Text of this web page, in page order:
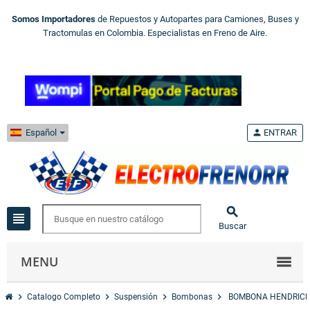
Somos Importadores de Repuestos y Autopartes para Camiones, Buses y
Tractomulas en Colombia. Especialistas en Freno de Aire.
Español
view_headline 
Buscar
person ENTRAR
MENU
chevron_right Catalogo Completo chevron_right Suspensión chevron_right Bombonas chevron_right BOMBONA